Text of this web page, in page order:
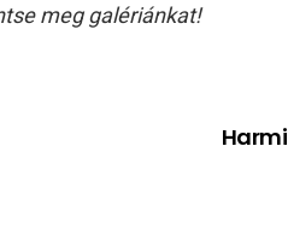
meg galériánkat!